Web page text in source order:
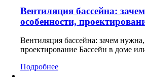
Вентиляция бассейна:
особенности,
Вентиляция бассейна: зачем
проектирование Бассейн в доме
Подробнее